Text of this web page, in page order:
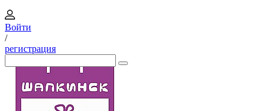
Войти
/
регистрация